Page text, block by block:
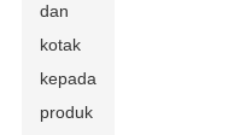
dan
kotak
kepada
produk